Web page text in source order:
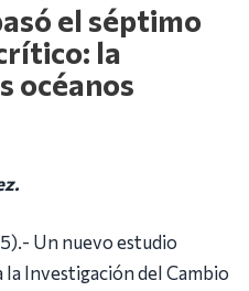
el séptimo
la
océanos
Un nuevo estudio
Investigación del Cambio